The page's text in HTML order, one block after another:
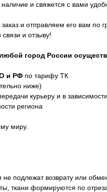
и свяжется с вами
и отправляем его вам по
и отзыву!
город России
и РФ по тарифу ТК
ниже)
курьеру и в
региона
миру.
подлежат возврату или
ткани формируются по